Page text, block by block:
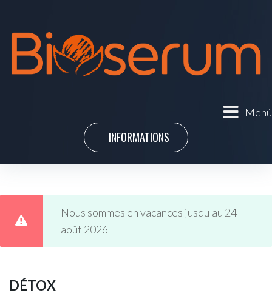
Menú
INFORMATIONS
Nous sommes en vacances jusqu'au 24
août 2026
DÉTOX